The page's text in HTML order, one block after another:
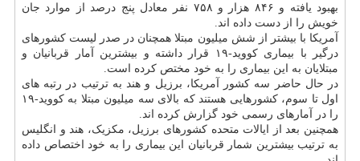
بهبود یافته و ۸۴۶ هزار و ۷۵۸ نفر معادل پنج درصد از موارد جان
خویش را از دست داده اند.
آمریکا با بیشتر از شش میلیون مبتلا همچنان در صدر لیست کشورهای
درگیر با بیماری کووید-۱۹ قرار داشته و بیشترین آمار قربانیان و
مبتلایان به این بیماری را به خود مختص کرده است.
در حال حاضر سه کشور آمریکا، برزیل و هند به ترتیب در رتبه های
اول تا سوم، کشورهایی هستند که بالای سه میلیون مبتلا به کووید-۱۹
را در آمارهای رسمی خود گزارش کرده اند.
همچنین بعد از ایالات متحده کشورهای برزیل، مکزیک، هند و انگلیس
به ترتیب بیشترین شمار قربانیان این بیماری را به خود اختصاص داده